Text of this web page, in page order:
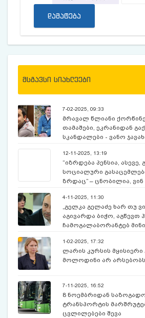
დამატება
მსგავსი სიახლეები
7-02-2025, 09:33
მრავალ წლიანი
თამაშები, ეკრანიდან
სკანდალები - ვანო
12-11-2025, 13:19
“იზრდება პენსია,
სოციალური
ზრდაც” – ცნობილია,
4-11-2025, 11:30
„გელკა გელაძე ხარ თუ
აგივარდა ბიჭო, აგწევთ
ჩამოგალაბორანტებ
1-02-2025, 17:32
ლარის კურსის მყისიერი
მოლოდინი არ არსებობს
7-11-2025, 16:52
8 ნოემბრიდან
ტრანსპორტის
ცვლილებები შევა